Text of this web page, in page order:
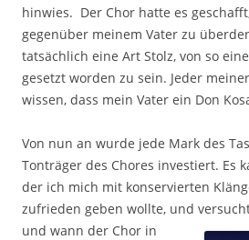
hinwies. Der Chor hatte es
gegenüber meinem Vater zu
tatsächlich eine Art Stolz, von so
gesetzt worden zu sein. Jeder
wissen, dass mein Vater ein Don
Von nun an wurde jede Mark des
Tonträger des Chores investiert. Es
der ich mich mit konservierten
zufrieden geben wollte, und
und wann der Chor in